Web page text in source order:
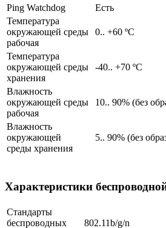
Ping Watchdog
Есть
Температура
окружающей среды
рабочая
0.. +60 ºС
Температура
окружающей среды
хранения
-40.. +70 ºС
Влажность
окружающей среды
рабочая
10.. 90% (без
Влажность
окружающей
среды хранения
5.. 90% (без
Характеристики
Стандарты
беспроводных
802.11b/g/n